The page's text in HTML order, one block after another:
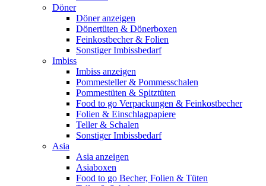
Döner
Döner anzeigen
Dönertüten & Dönerboxen
Feinkostbecher & Folien
Sonstiger Imbissbedarf
Imbiss
Imbiss anzeigen
Pommesteller & Pommesschalen
Pommestüten & Spitztüten
Food to go Verpackungen & Feinkostbecher
Folien & Einschlagpapiere
Teller & Schalen
Sonstiger Imbissbedarf
Asia
Asia anzeigen
Asiaboxen
Food to go Becher, Folien & Tüten